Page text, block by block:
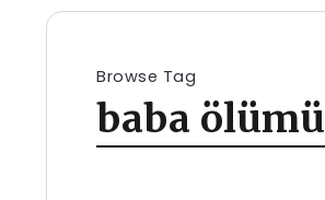
Browse Tag
baba ölümü